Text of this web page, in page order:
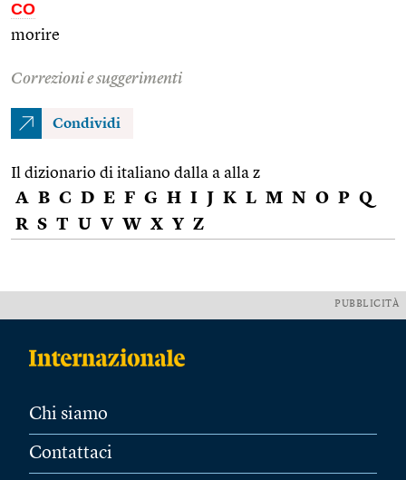
CO
morire
Correzioni e suggerimenti
Condividi
Il dizionario di italiano dalla a alla z
A B C D E F G H I J K L M N O P Q
R S T U V W X Y Z
PUBBLICITÀ
Chi siamo
Contattaci